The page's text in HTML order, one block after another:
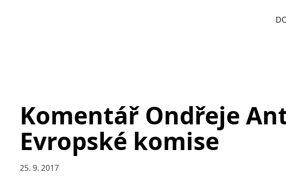
Komentář Ondřeje
Evropské komise
25. 9. 2017